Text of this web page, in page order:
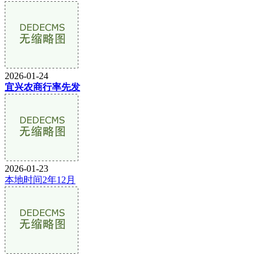
2026-01-24
宜兴农商行率先发
2026-01-23
本地时间2年12月